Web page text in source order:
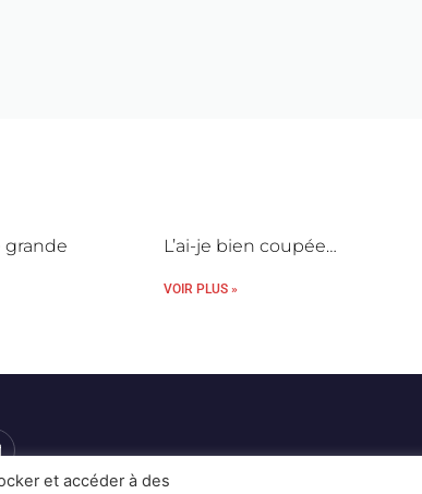
grande
L’ai-je bien coupée…
VOIR PLUS »
et accéder à des